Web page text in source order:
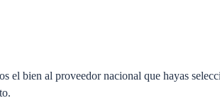
el bien al proveedor nacional que hayas